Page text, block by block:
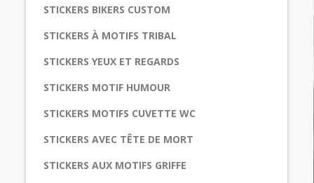
STICKERS BIKERS CUSTOM
STICKERS À MOTIFS TRIBAL
STICKERS YEUX ET REGARDS
STICKERS MOTIF HUMOUR
STICKERS MOTIFS CUVETTE WC
STICKERS AVEC TÊTE DE MORT
STICKERS AUX MOTIFS GRIFFE